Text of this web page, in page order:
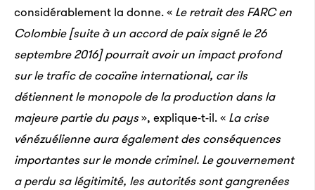
considérablement la donne. « Le retrait des FARC en
Colombie [suite à un accord de paix signé le 26
septembre 2016] pourrait avoir un impact profond
sur le trafic de cocaïne international, car ils
détiennent le monopole de la production dans la
majeure partie du pays», explique-t-il. « La crise
vénézuélienne aura également des conséquences
importantes sur le monde criminel. Le gouvernement
a perdu sa légitimité, les autorités sont gangrenées